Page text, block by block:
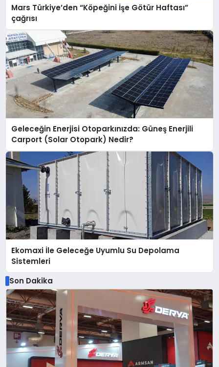
Mars Türkiye’den “Köpeğini İşe Götür Haftası”
çağrısı
Geleceğin Enerjisi Otoparkınızda: Güneş Enerjili
Carport (Solar Otopark) Nedir?
Ekomaxi İle Geleceğe Uyumlu Su Depolama
Sistemleri
Son Dakika